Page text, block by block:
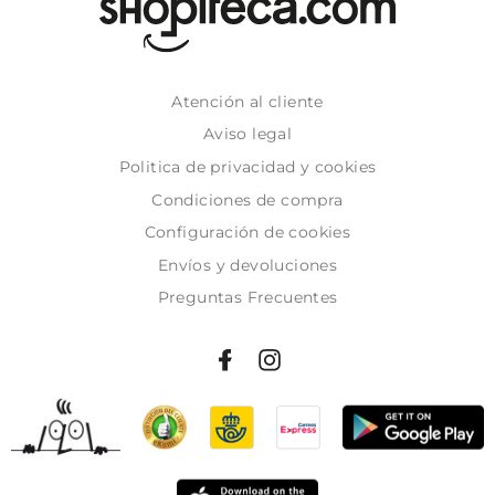
Atención al cliente
Aviso legal
Politica de privacidad y cookies
Condiciones de compra
Configuración de cookies
Envíos y devoluciones
Preguntas Frecuentes